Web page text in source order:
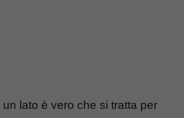
lato è vero che si tratta per